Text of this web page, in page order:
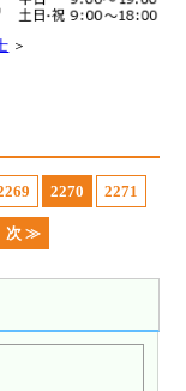
＞
2270 2271
次 ≫